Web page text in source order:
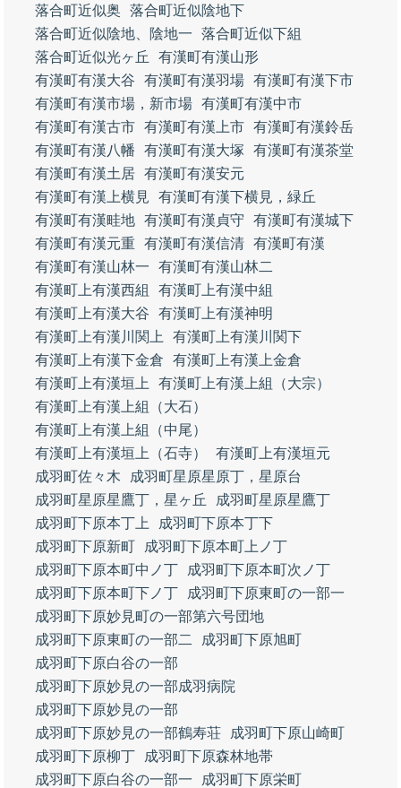
落合町近似奥
落合町近似陰地下
落合町近似陰地、陰地一
落合町近似下組
落合町近似光ヶ丘
有漢町有漢山形
有漢町有漢大谷
有漢町有漢羽場 有漢町有漢下市
有漢町有漢市場，新市場 有漢町有漢中市
有漢町有漢古市 有漢町有漢上市 有漢町有漢鈴岳
有漢町有漢八幡
有漢町有漢大塚
有漢町有漢茶堂
有漢町有漢土居 有漢町有漢安元
有漢町有漢上横見
有漢町有漢下横見，緑丘
有漢町有漢畦地 有漢町有漢貞守
有漢町有漢城下
有漢町有漢元重 有漢町有漢信清 有漢町有漢
有漢町有漢山林一
有漢町有漢山林二
有漢町上有漢西組
有漢町上有漢中組
有漢町上有漢大谷
有漢町上有漢神明
有漢町上有漢川関上
有漢町上有漢川関下
有漢町上有漢下金倉
有漢町上有漢上金倉
有漢町上有漢垣上
有漢町上有漢上組（大宗）
有漢町上有漢上組（大石）
有漢町上有漢上組（中尾）
有漢町上有漢垣上（石寺）
有漢町上有漢垣元
成羽町佐々木
成羽町星原星原丁，星原台
成羽町星原星鷹丁，星ヶ丘
成羽町星原星鷹丁
成羽町下原本丁上
成羽町下原本丁下
成羽町下原新町
成羽町下原本町上ノ丁
成羽町下原本町中ノ丁
成羽町下原本町次ノ丁
成羽町下原本町下ノ丁
成羽町下原東町の一部一
成羽町下原妙見町の一部第六号団地
成羽町下原東町の一部二
成羽町下原旭町
成羽町下原白谷の一部
成羽町下原妙見の一部成羽病院
成羽町下原妙見の一部
成羽町下原妙見の一部鶴寿荘
成羽町下原山崎町
成羽町下原柳丁
成羽町下原森林地帯
成羽町下原白谷の一部一
成羽町下原栄町